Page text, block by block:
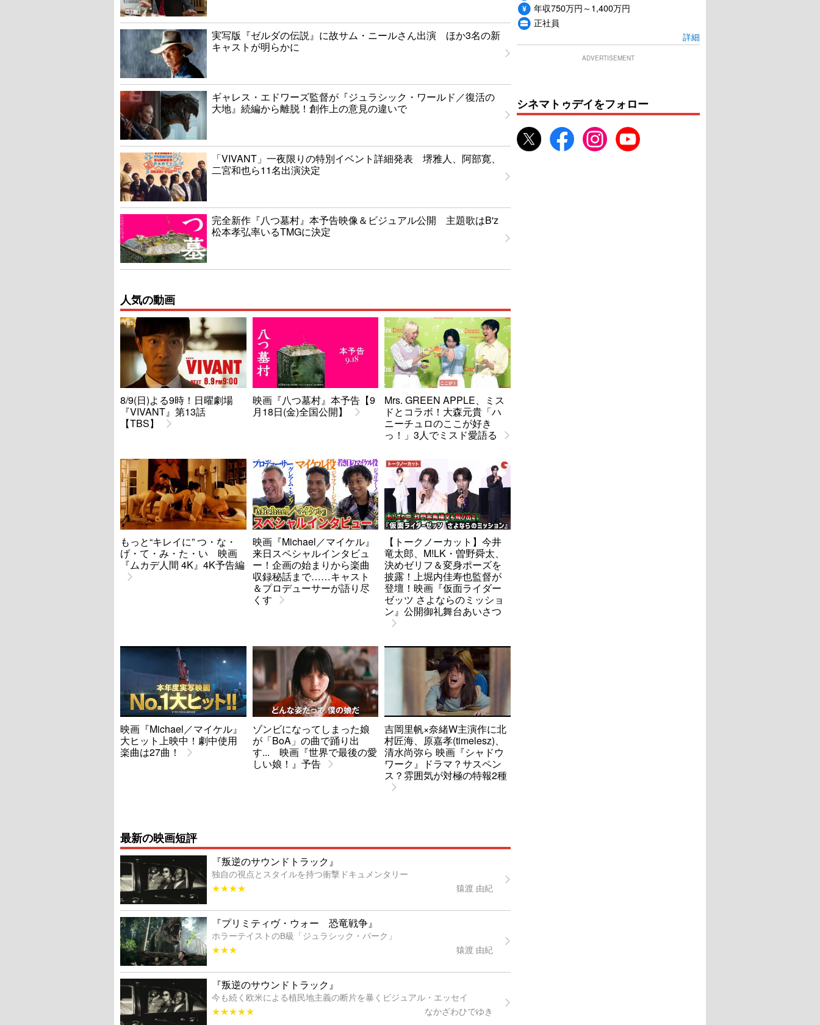
実写版『ゼルダの伝説』に故サム・ニールさん出演 ほか3名の新
キャストが明らかに
ギャレス・エドワーズ監督が『ジュラシック・ワールド／復活の
大地』続編から離脱！創作上の意見の違いで
「VIVANT」一夜限りの特別イベント詳細発表 堺雅人、阿部寛、
二宮和也ら11名出演決定
完全新作『八つ墓村』本予告映像＆ビジュアル公開 主題歌はB'z
松本孝弘率いるTMGに決定
人気の動画
8/9(日)よる9時！日曜劇場
『VIVANT』第13話
【TBS】
映画『八つ墓村』本予告【9
月18日(金)全国公開】
Mrs. GREEN APPLE、ミス
ドとコラボ！大森元貴「ハ
ニーチュロのここが好き
っ！」3人でミスド愛語る
もっと“キレイに” つ・な・
げ・て・み・た・い 映画
『ムカデ人間 4K』4K予告編
映画『Michael／マイケル』
来日スペシャルインタビュ
ー！企画の始まりから楽曲
収録秘話まで……キャスト
＆プロデューサーが語り尽
くす
【トークノーカット】今井
竜太郎、M!LK・曽野舜太、
決めゼリフ＆変身ポーズを
披露！上堀内佳寿也監督が
登壇！映画『仮面ライダー
ゼッツ さよならのミッショ
ン』公開御礼舞台あいさつ
映画『Michael／マイケル』
大ヒット上映中！劇中使用
楽曲は27曲！
ゾンビになってしまった娘
が「BoA」の曲で踊り出
す... 映画『世界で最後の愛
しい娘！』予告
吉岡里帆×奈緒W主演作に北
村匠海、原嘉孝(timelesz)、
清水尚弥ら 映画『シャドウ
ワーク』ドラマ？サスペン
ス？雰囲気が対極の特報2種
最新の映画短評
『叛逆のサウンドトラック』
独自の視点とスタイルを持つ衝撃ドキュメンタリー
★★★★
猿渡 由紀
『プリミティヴ・ウォー 恐竜戦争』
ホラーテイストのB級「ジュラシック・パーク」
★★★
猿渡 由紀
『叛逆のサウンドトラック』
今も続く欧米による植民地主義の断片を暴くビジュアル・エッセイ
★★★★★
なかざわひでゆき
年収750万円～1,400万円
正社員
詳細
ADVERTISEMENT
シネマトゥデイをフォロー